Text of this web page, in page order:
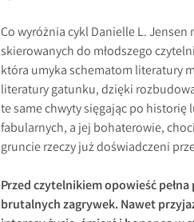
Co wyróżnia cykl Danielle L.
skierowanych do młodszego
która umyka schematom literatury
literatury gatunku, dzięki
te same chwyty sięgając po
fabularnych, a jej bohaterowie,
gruncie rzeczy już doświadczeni
Przed czytelnikiem opowieść
brutalnych zagrywek. Nawet